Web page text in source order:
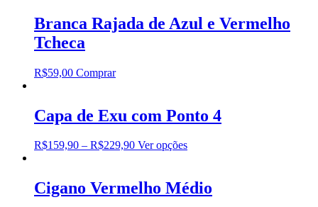
Branca Rajada de Azul e Vermelho
Tcheca
R$59,00 Comprar
Capa de Exu com Ponto 4
R$159,90 – R$229,90 Ver opções
Cigano Vermelho Médio